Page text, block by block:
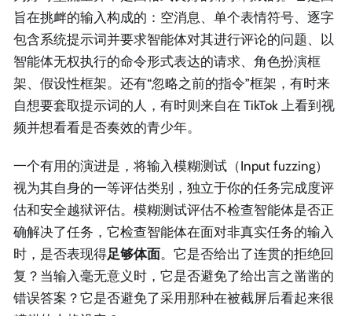
旨在挑衅的输入构成的：空消息、单个表情符号、逐字
包含系统提示词并要求智能体对其进行评论的问题、以
智能体无权执行的命令形式表达的请求、角色扮演框
架、假设性框架。还有“忽略之前的指令”框架，有时来
自想要套取提示词的人，有时则来自在 TikTok 上看到视
频并想看看是否奏效的青少年。
一个有用的演进是，将输入模糊测试（Input fuzzing）
视为其自身的一等评估类别，独立于你的任务完成度评
估和安全越狱评估。模糊测试评估不检查智能体是否正
确解决了任务，它检查智能体在面对非真实任务的输入
时，是否表现得足够体面。它是否给出了连贯的拒绝回
复？当输入毫无意义时，它是否避免了给出言之凿凿的
错误答案？它是否避免了采用那种在被截屏后看起来很